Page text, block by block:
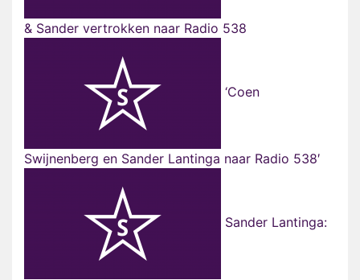
& Sander vertrokken naar Radio 538
‘Coen
Swijnenberg en Sander Lantinga naar Radio 538′
Sander Lantinga: